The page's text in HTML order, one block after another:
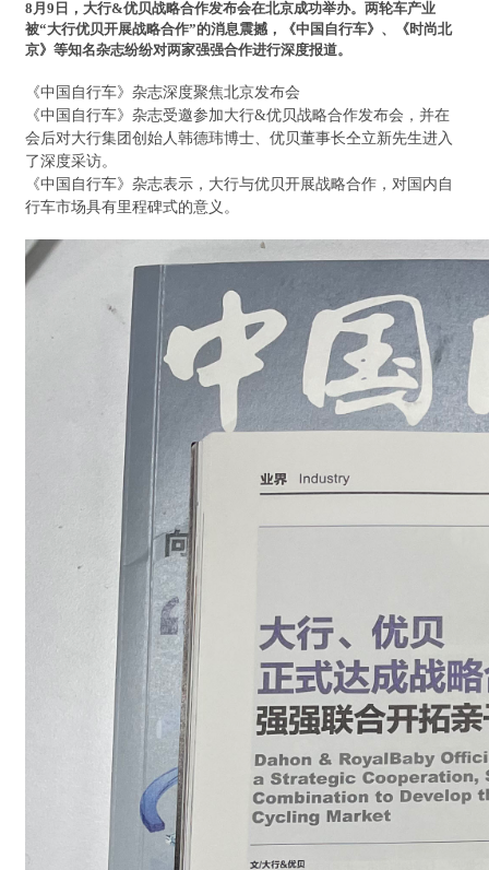
8月9日，大行&优贝战略合作发布会在北京成功举办。两轮车产业
被“大行优贝开展战略合作”的消息震撼，《中国自行车》、《时尚北
京》等知名杂志纷纷对两家强强合作进行深度报道。
《中国自行车》杂志深度聚焦北京发布会
《中国自行车》杂志受邀参加大行&优贝战略合作发布会，并在
会后对大行集团创始人韩德玮博士、优贝董事长仝立新先生进入
了深度采访。
《中国自行车》杂志表示，大行与优贝开展战略合作，对国内自
行车市场具有里程碑式的意义。